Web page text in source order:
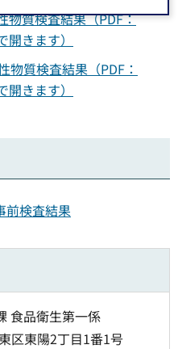
物質検査結果（PDF：
きます）
物質検査結果（PDF：
きます）
前検査結果
食品衛生第一係
区東陽2丁目1番1号